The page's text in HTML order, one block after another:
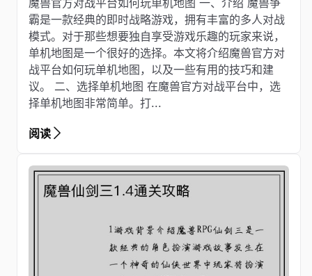
霸是一款经典的即时战略游戏，拥有丰富的多人对战
模式。对于那些想要独自享受游戏乐趣的玩家来说，
单机地图是一个很好的选择。本文将介绍魔兽官方对
战平台如何玩单机地图，以及一些有用的技巧和建
议。 二、选择单机地图 在魔兽官方对战平台中，选
择单机地图非常简单。打...
阅读